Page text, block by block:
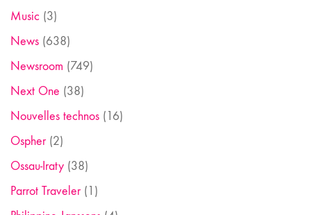
Music (3)
News (638)
Newsroom (749)
Next One (38)
Nouvelles technos (16)
Ospher(2)
Ossau-Iraty (38)
Parrot Traveler(1)